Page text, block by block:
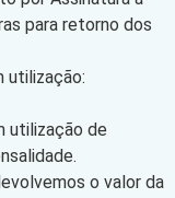
para retorno dos
utilização:
utilização de
o valor da